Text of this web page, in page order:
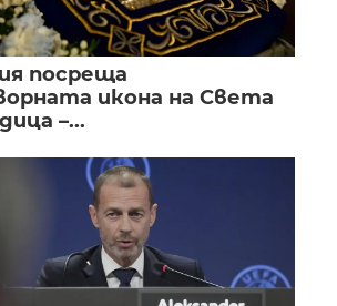
посреща
икона на Света
–...